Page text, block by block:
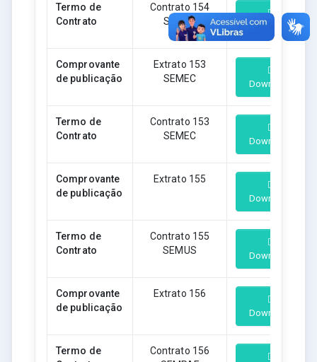
Termo de
Contrato
Contrato 154
SEMEC
Download
Comprovante
de publicação
Extrato 153
SEMEC
Download
Termo de
Contrato
Contrato 153
SEMEC
Download
Comprovante
de publicação
Extrato 155
Download
Termo de
Contrato
Contrato 155
SEMUS
Download
Comprovante
de publicação
Extrato 156
Download
Termo de
Contrato 156